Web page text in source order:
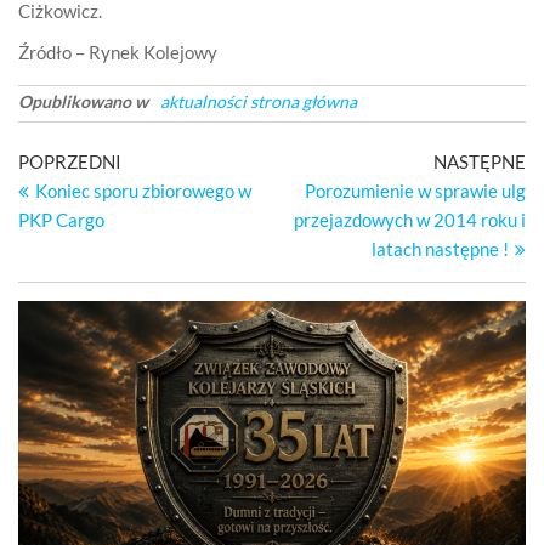
Ciżkowicz.
Źródło – Rynek Kolejowy
Opublikowano w aktualności strona główna
Nawigacja
wpisu
Poprzedni
wpis
POPRZEDNI
Koniec sporu zbiorowego w
PKP Cargo
NASTĘPNE
Porozumienie w sprawie ulg
przejazdowych w 2014 roku i
latach następne !